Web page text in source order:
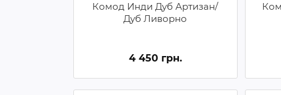
Комод Инди Дуб Артизан/
Дуб Ливорно
4 450 грн.